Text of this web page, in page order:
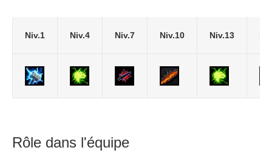
Niv.1 Niv.4 Niv.7 Niv.10 Niv.13
Rôle dans l'équipe